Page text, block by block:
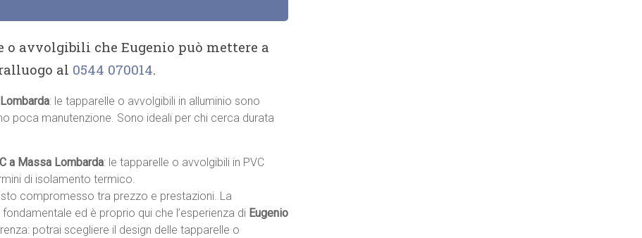
avvolgibili che Eugenio può mettere a
al 0544 070014.
: le tapparelle o avvolgibili in alluminio sono
poca manutenzione. Sono ideali per chi cerca durata
a Massa Lombarda: le tapparelle o avvolgibili in PVC
di isolamento termico.
compromesso tra prezzo e prestazioni. La
ed è proprio qui che l’esperienza di Eugenio
potrai scegliere il design delle tapparelle o